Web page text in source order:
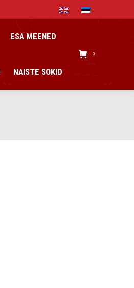
ESA MEENED
NAISTE SOKID
0